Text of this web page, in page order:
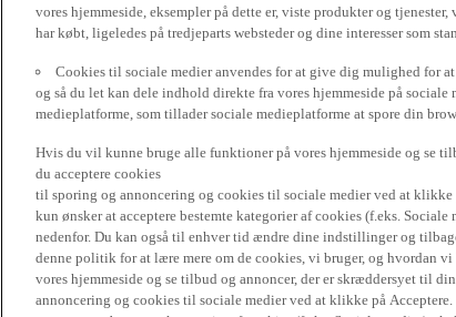
vores hjemmeside, eksempler på dette er, viste produkter og
har købt, ligeledes på tredjeparts websteder og dine interesser som
Cookies til sociale medier anvendes for at give dig mulighed for
og så du let kan dele indhold direkte fra vores hjemmeside på sociale
medieplatforme, som tillader sociale medieplatforme at spore din
Hvis du vil kunne bruge alle funktioner på vores hjemmeside og se
du acceptere cookies
til sporing og annoncering og cookies til sociale medier ved at
kun ønsker at acceptere bestemte kategorier af cookies (f.eks.
nedenfor. Du kan også til enhver tid ændre dine indstillinger og
denne politik for at lære mere om de cookies, vi bruger, og hvordan
vores hjemmeside og se tilbud og annoncer, der er skræddersyet til
annoncering og cookies til sociale medier ved at klikke på